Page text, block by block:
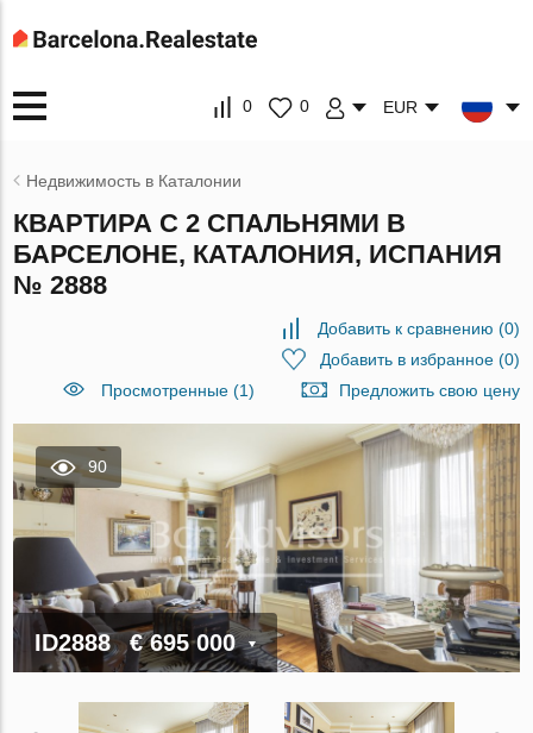
0 0 EUR
Недвижимость в Каталонии
КВАРТИРА С 2 СПАЛЬНЯМИ В
БАРСЕЛОНЕ, КАТАЛОНИЯ, ИСПАНИЯ
№ 2888
Добавить к сравнению (0)
Добавить в избранное(0)
Просмотренные (1)
Предложить свою цену
90
ID2888 € 695 000